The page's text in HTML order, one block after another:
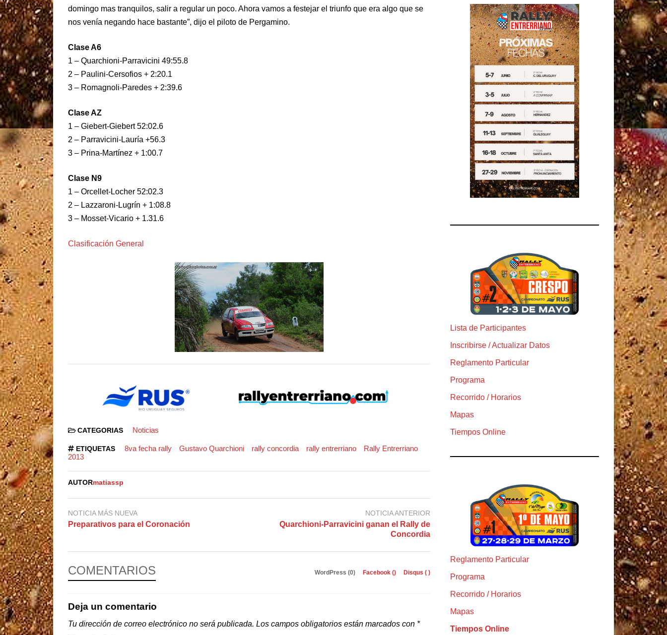
domingo mas tranquilos, salir a regular un poco. Ahora vamos a festejar el triunfo que era algo que se
nos venía negando hace bastante”, dijo el piloto de Pergamino.
Clase A6
1 – Quarchioni-Parravicini 49:55.8
2 – Paulini-Cersofios + 2:20.1
3 – Romagnoli-Paredes + 2:39.6
Clase AZ
1 – Giebert-Giebert 52:02.6
2 – Parravicini-Lauría +56.3
3 – Prina-Martínez + 1:00.7
Clase N9
1 – Orcellet-Locher 52:02.3
2 – Lazzaroni-Lugrín + 1:08.8
3 – Mosset-Vicario + 1.31.6
Clasificación General
CATEGORIAS Noticias
ETIQUETAS 8va fecha rally Gustavo Quarchioni rally concordia rally entrerriano
Rally Entrerriano
2013
AUTORmatiassp
NOTICIA MÁS NUEVA
Preparativos para el Coronación
NOTICIA ANTERIOR
Quarchioni-Parravicini ganan el Rally de
Concordia
COMENTARIOS WordPress (0) Facebook () Disqus ( )
Deja un comentario
Tu dirección de correo electrónico no será publicada. Los campos obligatorios están marcados con *
Lista de Participantes
Inscribirse / Actualizar Datos
Reglamento Particular
Programa
Recorrido / Horarios
Mapas
Tiempos Online
Reglamento Particular
Programa
Recorrido / Horarios
Mapas
Tiempos Online